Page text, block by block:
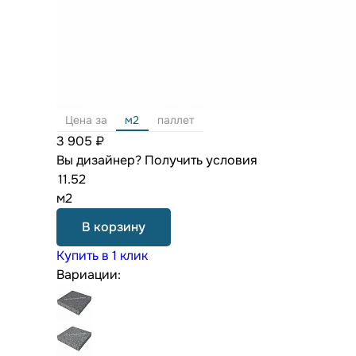
Цена за м2 паллет
3 905 ₽
Вы дизайнер? Получить условия
м2
В корзину
Купить в 1 клик
Вариации: